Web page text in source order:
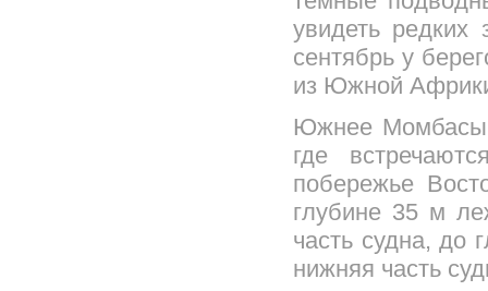
увидеть
сентябрь у
из Южной
Южнее Момбасы
где
побережье
глубине 35 м
часть судна, до
нижняя часть